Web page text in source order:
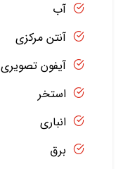
آب
آنتن مرکزی
آیفون تصویری
استخر
انباری
برق